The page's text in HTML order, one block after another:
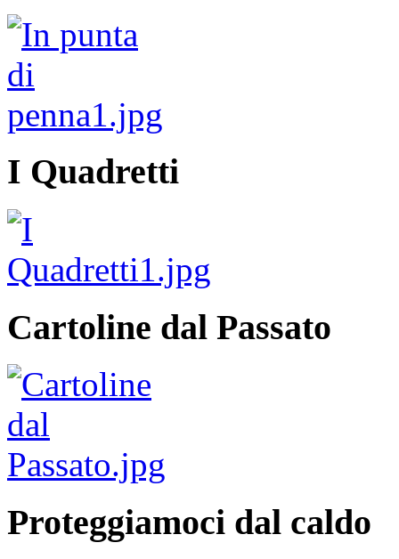
I Quadretti
Cartoline dal Passato
Proteggiamoci dal caldo